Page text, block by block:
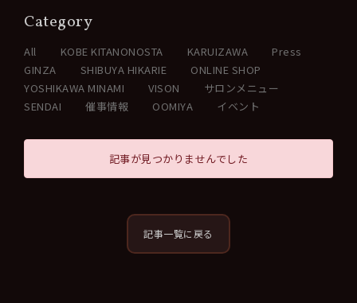
Category
All KOBE KITANONOSTA KARUIZAWA
Press
GINZA
SHIBUYA HIKARIE
ONLINE SHOP
YOSHIKAWA MINAMI
VISON
サロンメニュー
SENDAI
催事情報 OOMIYA イベント
記事が見つかりませんでした
記事一覧に戻る